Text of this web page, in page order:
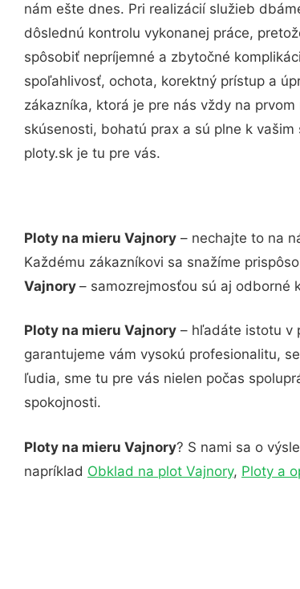
nám ešte dnes. Pri realizácií služieb
dôslednú kontrolu vykonanej práce,
spôsobiť nepríjemné a zbytočné
spoľahlivosť, ochota, korektný prístup a
zákazníka, ktorá je pre nás vždy na
skúsenosti, bohatú prax a sú plne k vašim
ploty.sk je tu pre vás.
Ploty na mieru Vajnory – nechajte to na
Každému zákazníkovi sa snažíme
Vajnory – samozrejmosťou sú aj odborné
Ploty na mieru Vajnory – hľadáte istotu v
garantujeme vám vysokú profesionalitu,
ľudia, sme tu pre vás nielen počas
spokojnosti.
Ploty na mieru Vajnory? S nami sa o
napríklad Obklad na plot Vajnory, Ploty a